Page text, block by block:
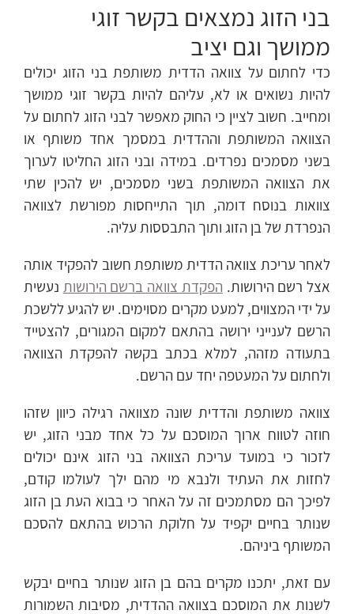
בני הזוג נמצאים בקשר זוגי
ממושך וגם יציב
כדי לחתום על צוואה הדדית משותפת בני הזוג יכולים
להיות נשואים או לא, עליהם להיות בקשר זוגי ממושך
ומחייב. חשוב לציין כי החוק מאפשר לבני הזוג לחתום על
הצוואה המשותפת וההדדית במסמך אחד משותף או
בשני מסמכים נפרדים. במידה ובני הזוג החליטו לערוך
את הצוואה המשותפת בשני מסמכים, יש להכין שתי
צוואות בנוסח דומה, תוך התייחסות מפורשת לצוואה
הנפרדת של בן הזוג ותוך התבססות עליה.
לאחר עריכת צוואה הדדית משותפת חשוב להפקיד אותה
אצל רשם הירושות. הפקדת צוואה ברשם הירושות נעשית
על ידי המצווים, למעט מקרים מסוימים. יש להגיע ללשכת
הרשם לענייני ירושה בהתאם למקום המגורים, להצטייד
בתעודה מזהה, למלא בכתב בקשה להפקדת הצוואה
ולחתום על המעטפה יחד עם הרשם.
צוואה משותפת והדדית שונה מצוואה רגילה כיוון שזהו
חוזה לטווח ארוך המוסכם על כל אחד מבני הזוג, יש
לזכור כי במועד עריכת הצוואה בני הזוג אינם יכולים
לחזות את העתיד ולנבא מי מהם ילך לעולמו קודם,
לפיכך הם מסתמכים זה על האחר כי בבוא העת בן הזוג
שנותר בחיים יקפיד על חלוקת הרכוש בהתאם להסכם
המשותף ביניהם.
עם זאת, יתכנו מקרים בהם בן הזוג שנותר בחיים יבקש
לשנות את המוסכם בצוואה ההדדית, מסיבות השמורות